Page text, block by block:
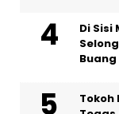
Di Sisi
Tokoh